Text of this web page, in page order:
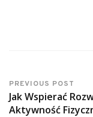
PREVIOUS POST
Jak Wspierać
Aktywność